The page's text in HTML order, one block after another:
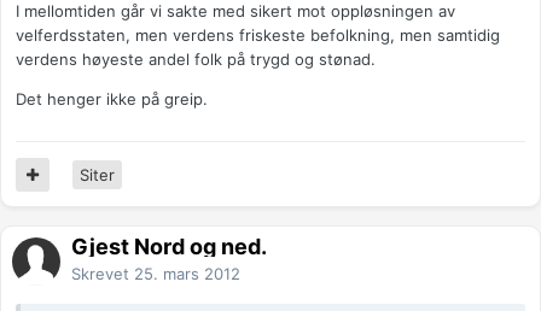
I mellomtiden går vi sakte med sikert mot oppløsningen av
velferdsstaten, men verdens friskeste befolkning, men samtidig
verdens høyeste andel folk på trygd og stønad.
Det henger ikke på greip.
Siter
Gjest Nord og ned.
Skrevet 25. mars 2012